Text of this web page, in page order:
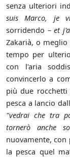
senza ulteriori
suis Marco, je
sorridendo –et
Zakarià, o
tempo per
con l'aria
convincerlo a
più due
pesca a lancio
"vedrai che tra
tornerò anche
nuovamente,
la pesca quel